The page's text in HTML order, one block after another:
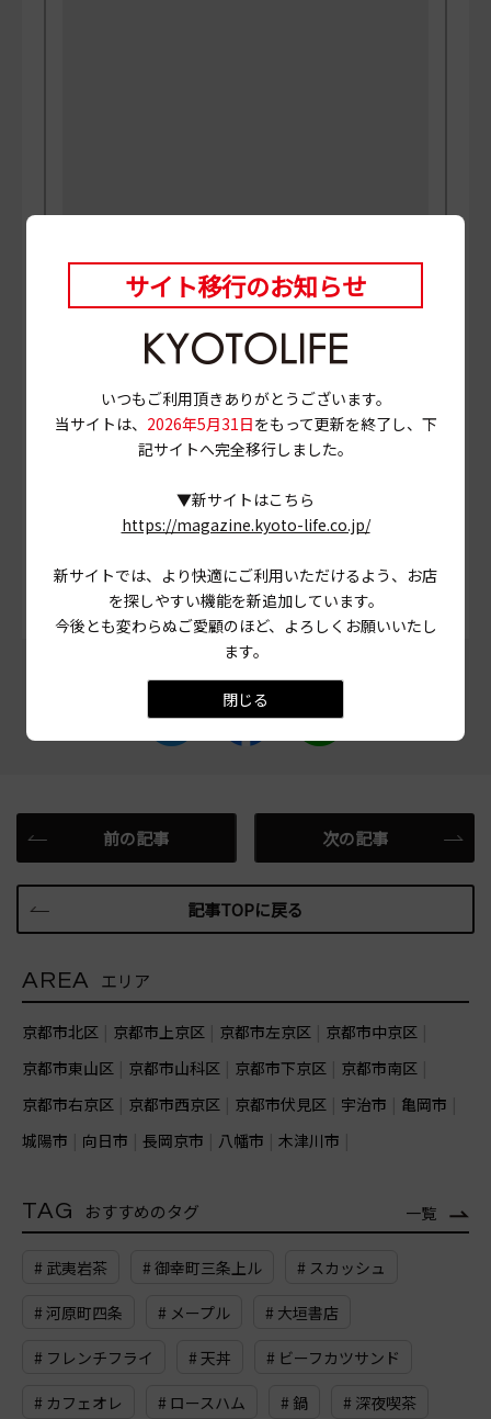
三村博史 MANABU
時点のものです。
事前に確認の上ご利用ください。
# ハンバーグ # 京都市中京区 # 先斗町
前の記事
記事TOPに戻る
次の記事
AREA エリア
京都市北区 京都市上京区 京都市左京区
京都市中京区
京都市東山区
京都市山科区 京都市下京区
京都市南区
京都市右京区
京都市西京区 京都市伏見区 宇治市
亀岡市
城陽市
向日市 長岡京市 八幡市 木津川市
TAG おすすめのタグ 一覧
# 武夷岩茶 # 御幸町三条上ル # スカッシュ
# 河原町四条 # メープル # 大垣書店
# フレンチフライ # 天丼 # ビーフカツサンド
# カフェオレ # ロースハム # 鍋 # 深夜喫茶
サイト移行のお知らせ
いつもご利用頂きありがとうございます。
当サイトは、 2026年5月31日をもって更新を終了し、下
記サイトへ完全移行しました。
▼新サイトはこちら
https://magazine.kyoto-life.co.jp/
新サイトでは、より快適にご利用いただけるよう、お店
を探しやすい機能を新追加しています。
今後とも変わらぬご愛顧のほど、よろしくお願いいたし
ます。
閉じる